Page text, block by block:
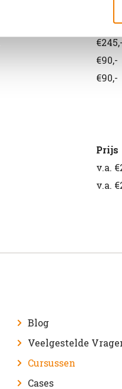
€245,-
€90,-
€90,-
Prijs
v.a.
v.a.
Blog
Veelgestelde
Cursussen
Cases